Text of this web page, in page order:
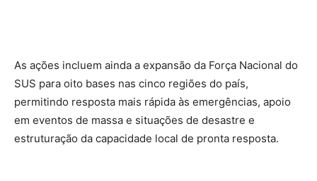
As ações incluem ainda a expansão da Força Nacional do
SUS para oito bases nas cinco regiões do país,
permitindo resposta mais rápida às emergências, apoio
em eventos de massa e situações de desastre e
estruturação da capacidade local de pronta resposta.